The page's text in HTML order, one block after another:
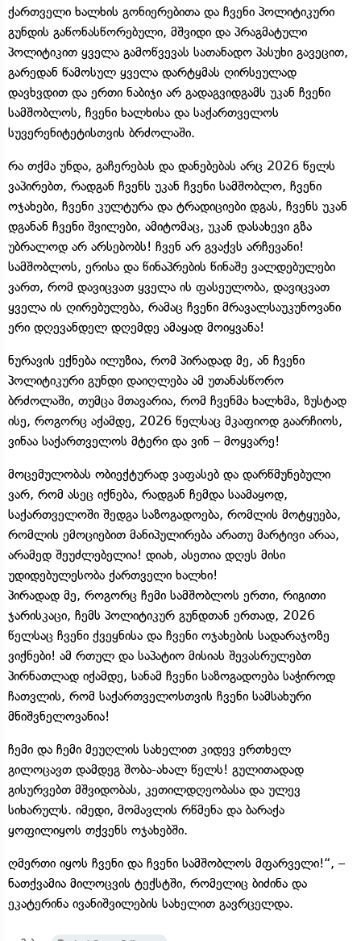
ქართველი ხალხის გონიერებითა და ჩვენი პოლიტიკური
გუნდის გაწონასწორებული, მშვიდი და პრაგმატული
პოლიტიკით ყველა გამოწვევას სათანადო პასუხი გავეცით,
გარედან წამოსულ ყველა დარტყმას ღირსეულად
დავხვდით და ერთი ნაბიჯი არ გადაგვიდგამს უკან ჩვენი
სამშობლოს, ჩვენი ხალხისა და საქართველოს
სუვერენიტეტისთვის ბრძოლაში.
რა თქმა უნდა, გაჩერებას და დანებებას არც 2026 წელს
ვაპირებთ, რადგან ჩვენს უკან ჩვენი სამშობლო, ჩვენი
ოჯახები, ჩვენი კულტურა და ტრადიციები დგას, ჩვენს უკან
დგანან ჩვენი შვილები, ამიტომაც, უკან დასახევი გზა
უბრალოდ არ არსებობს! ჩვენ არ გვაქვს არჩევანი!
სამშობლოს, ერისა და წინაპრების წინაშე ვალდებულები
ვართ, რომ დავიცვათ ყველა ის ფასეულობა, დავიცვათ
ყველა ის ღირებულება, რამაც ჩვენი მრავალსაუკუნოვანი
ერი დღევანდელ დღემდე ამაყად მოიყვანა!
ნურავის ექნება ილუზია, რომ პირადად მე, ან ჩვენი
პოლიტიკური გუნდი დაიღლება ამ უთანასწორო
ბრძოლაში, თუმცა მთავარია, რომ ჩვენმა ხალხმა, ზუსტად
ისე, როგორც აქამდე, 2026 წელსაც მკაფიოდ გაარჩიოს,
ვინაა საქართველოს მტერი და ვინ – მოყვარე!
მოცემულობას ობიექტურად ვაფასებ და დარწმუნებული
ვარ, რომ ასეც იქნება, რადგან ჩემდა საამაყოდ,
საქართველოში შედგა საზოგადოება, რომლის მოტყუება,
რომლის ემოციებით მანიპულირება არათუ მარტივი არაა,
არამედ შეუძლებელია! დიახ, ასეთია დღეს მისი
უდიდებულესობა ქართველი ხალხი!
პირადად მე, როგორც ჩემი სამშობლოს ერთი, რიგითი
ჯარისკაცი, ჩემს პოლიტიკურ გუნდთან ერთად, 2026
წელსაც ჩვენი ქვეყნისა და ჩვენი ოჯახების სადარაჯოზე
ვიქნები! ამ რთულ და საპატიო მისიას შევასრულებთ
პირნათლად იქამდე, სანამ ჩვენი საზოგადოება საჭიროდ
ჩათვლის, რომ საქართველოსთვის ჩვენი სამსახური
მნიშვნელოვანია!
ჩემი და ჩემი მეუღლის სახელით კიდევ ერთხელ
გილოცავთ დამდეგ შობა-ახალ წელს! გულითადად
გისურვებთ მშვიდობას, კეთილდღეობასა და ულევ
სიხარულს. იმედი, მომავლის რწმენა და ბარაქა
ყოფილიყოს თქვენს ოჯახებში.
ღმერთი იყოს ჩვენი და ჩვენი სამშობლოს მფარველი!“, –
ნათქვამია მილოცვის ტექსტში, რომელიც ბიძინა და
ეკატერინა ივანიშვილების სახელით გავრცელდა.